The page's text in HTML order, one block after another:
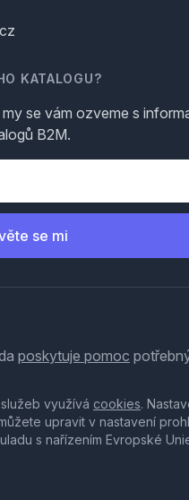
KATALOGU?
se vám ozveme s
B2M.
se mi
poskytuje pomoc
využívá cookies.
upravit v nastavení
s nařízením Evropské